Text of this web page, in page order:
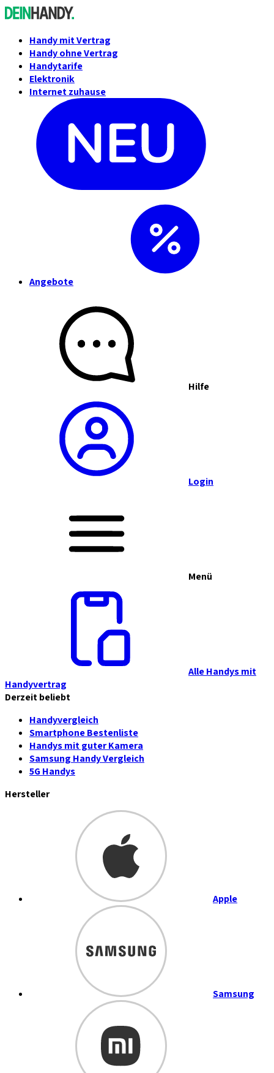
Handy mit Vertrag
Handy ohne Vertrag
Handytarife
Elektronik
Internet zuhause
Angebote
Hilfe
Login
Menü
Alle Handys mit
Handyvertrag
Derzeit beliebt
Handyvergleich
Smartphone Bestenliste
Handys mit guter Kamera
Samsung Handy Vergleich
5G Handys
Hersteller
Apple
Samsung